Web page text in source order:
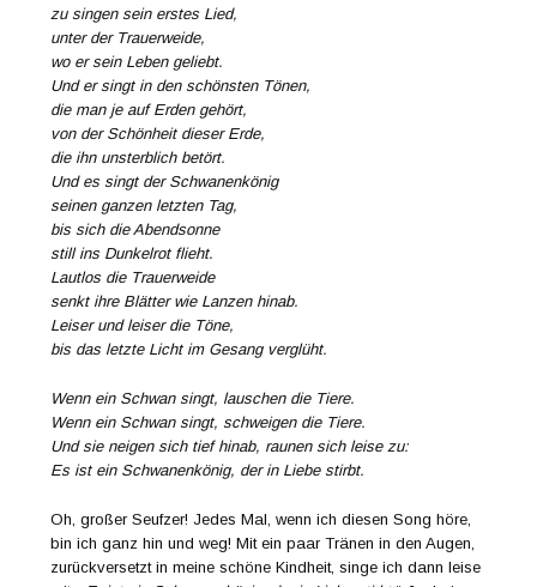
zu singen sein erstes Lied,
unter der Trauerweide,
wo er sein Leben geliebt.
Und er singt in den schönsten Tönen,
die man je auf Erden gehört,
von der Schönheit dieser Erde,
die ihn unsterblich betört.
Und es singt der Schwanenkönig
seinen ganzen letzten Tag,
bis sich die Abendsonne
still ins Dunkelrot flieht.
Lautlos die Trauerweide
senkt ihre Blätter wie Lanzen hinab.
Leiser und leiser die Töne,
bis das letzte Licht im Gesang verglüht.
Wenn ein Schwan singt, lauschen die Tiere.
Wenn ein Schwan singt, schweigen die Tiere.
Und sie neigen sich tief hinab, raunen sich leise zu:
Es ist ein Schwanenkönig, der in Liebe stirbt.
Oh, großer Seufzer! Jedes Mal, wenn ich diesen Song höre,
bin ich ganz hin und weg! Mit ein paar Tränen in den Augen,
zurückversetzt in meine schöne Kindheit, singe ich dann leise